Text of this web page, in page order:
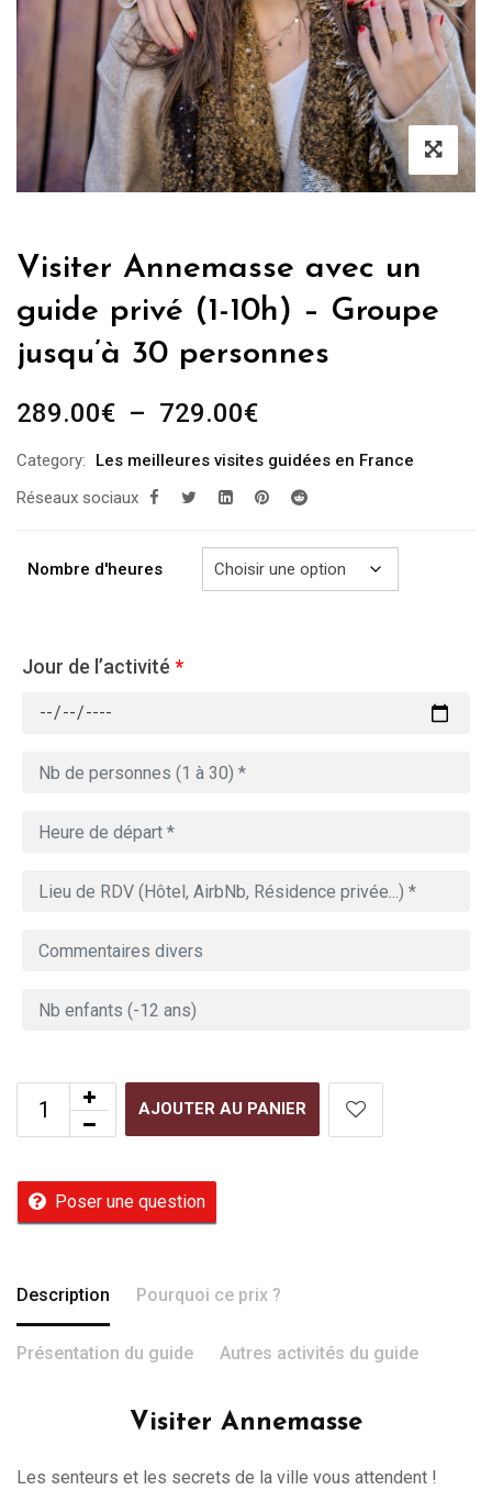
Visiter Annemasse avec un
guide privé (1-10h) – Groupe
jusqu’à 30 personnes
289.00€ – 729.00€Plage
prix :
289.00€
729.00€
Category:
Les meilleures visites guidées en France
Réseaux sociaux
Nombre d'heures
Jour de l’activité *
AJOUTER AU PANIER
Poser une question
Description Pourquoi ce prix ?
Présentation du guide Autres activités du guide
Visiter Annemasse
Les senteurs et les secrets de la ville vous attendent !